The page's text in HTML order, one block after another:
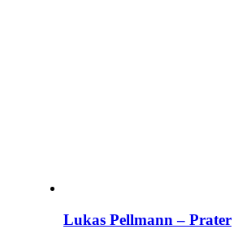
Lukas Pellmann – Prater